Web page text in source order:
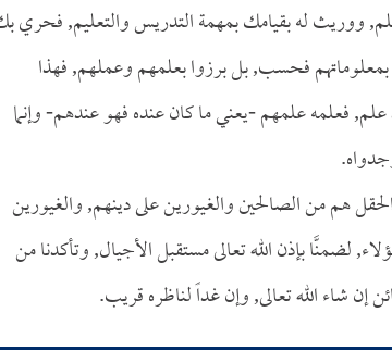
ووريث له بقيامك بمهمة التدريس والتعليم, فحري
فحسب, بل برزوا بعلمهم وعملهم, فهذا
فعلمه علمهم -يعني ما كان عنده فهو عندهم- وإنما
هم من الصالحين والغيورين على دينهم, والغيورين
لضمنَّا بإذن الله تعالى مستقبل الأجيال, وتأكدنا من
إن شاء الله تعالى, وإن غداً لناظره قريب.